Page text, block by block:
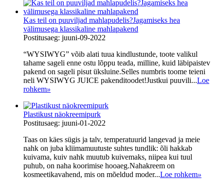
Kas teil on puuviljad mahlapudelis?Jagamiseks hea
välimusega klassikaline mahlapakend
Postitusaeg: juuni-09-2022
“WYSIWYG” võib alati tuua kindlustunde, toote valikul
tahame sageli enne ostu lõppu teada, milline, kuid läbipaistev
pakend on sageli pisut üksluine.Selles numbris toome teieni
neli WYSIWYG JUICE pakenditoodet!Justkui puuvili...Loe
rohkem»
Plastikust näokreemipurk
Postitusaeg: juuni-01-2022
Taas on käes sügis ja talv, temperatuurid langevad ja meie
nahk on juba kliimamuutuste suhtes tundlik: õli hakkab
kuivama, kuiv nahk muutub kuivemaks, niipea kui tuul
puhub, on naha koorimise hooaeg.Nahakreem on
kosmeetikavahend, mis on mõeldud moder...Loe rohkem»